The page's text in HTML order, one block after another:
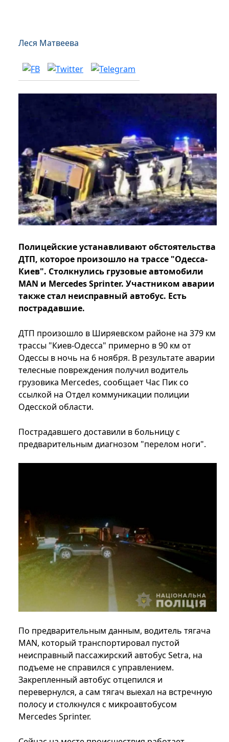
Леся Матвеева
Полицейские устанавливают обстоятельства
ДТП, которое произошло на трассе "Одесса-
Киев". Столкнулись грузовые автомобили
MAN и Mercedes Sprinter. Участником аварии
также стал неисправный автобус. Есть
пострадавшие.
ДТП произошло в Ширяевском районе на 379 км
трассы "Киев-Одесса" примерно в 90 км от
Одессы в ночь на 6 ноября. В результате аварии
телесные повреждения получил водитель
грузовика Mercedes, сообщает Час Пик со
ссылкой на Отдел коммуникации полиции
Одесской области.
Пострадавшего доставили в больницу с
предварительным диагнозом "перелом ноги".
По предварительным данным, водитель тягача
MAN, который транспортировал пустой
неисправный пассажирский автобус Setra, на
подъеме не справился с управлением.
Закрепленный автобус отцепился и
перевернулся, а сам тягач выехал на встречную
полосу и столкнулся с микроавтобусом
Mercedes Sprinter.